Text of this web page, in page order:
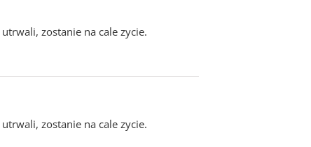
zostanie na cale zycie.
zostanie na cale zycie.